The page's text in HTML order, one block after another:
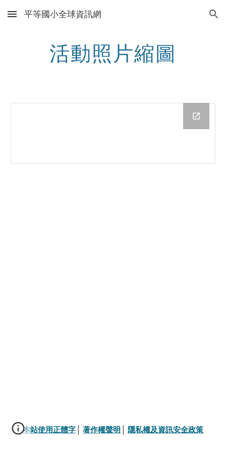
Skip to main content Skip to navigation
平等國小全球資訊網
活動照片縮圖
本站使用正體字 著作權聲明 隱私權及資訊安全政策